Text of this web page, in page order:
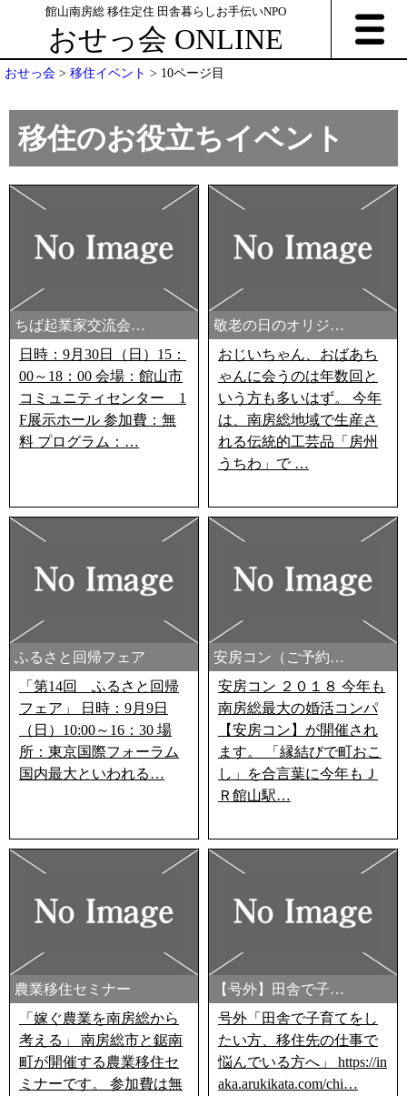
館山南房総 移住定住 田舎暮らしお手伝いNPO
おせっ会 ONLINE
おせっ会 > 移住イベント > 10ページ目
移住のお役立ちイベント
NEW
ちば起業家交流会…
日時：9月30日（日）15：
00～18：00 会場：館山市
コミュニティセンター 1
F展示ホール 参加費：無
料 プログラム：…
NEW
敬老の日のオリジ…
おじいちゃん、おばあち
ゃんに会うのは年数回と
いう方も多いはず。 今年
は、南房総地域で生産さ
れる伝統的工芸品「房州
うちわ」で …
ふるさと回帰フェア
「第14回 ふるさと回帰
フェア」 日時：9月9日
（日）10:00～16：30 場
所：東京国際フォーラム
国内最大といわれる…
安房コン（ご予約…
安房コン ２０１８ 今年も
南房総最大の婚活コンパ
【安房コン】が開催され
ます。 「縁結びで町おこ
し」を合言葉に今年もＪ
Ｒ館山駅…
農業移住セミナー
「嫁ぐ農業を南房総から
考える」 南房総市と鋸南
町が開催する農業移住セ
ミナーです。 参加費は無
【号外】田舎で子…
号外「田舎で子育てをし
たい方、移住先の仕事で
悩んでいる方へ」 https://in
aka.arukikata.com/chi…